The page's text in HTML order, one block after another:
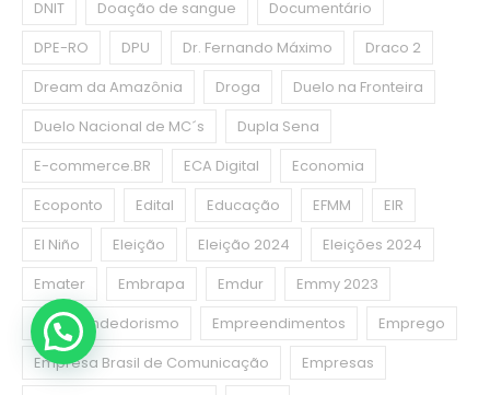
DNIT
Doação de sangue
Documentário
DPE-RO
DPU Dr. Fernando Máximo
Draco 2
Dream da Amazônia
Droga
Duelo na Fronteira
Duelo Nacional de MC´s
Dupla Sena
E-commerce.BR
ECA Digital
Economia
Ecoponto
Edital Educação EFMM
EIR
El Niño
Eleição Eleição 2024
Eleições 2024
Emater
Embrapa Emdur
Emmy 2023
Empreendedorismo
Empreendimentos
Emprego
Empresa Brasil de Comunicação
Empresas